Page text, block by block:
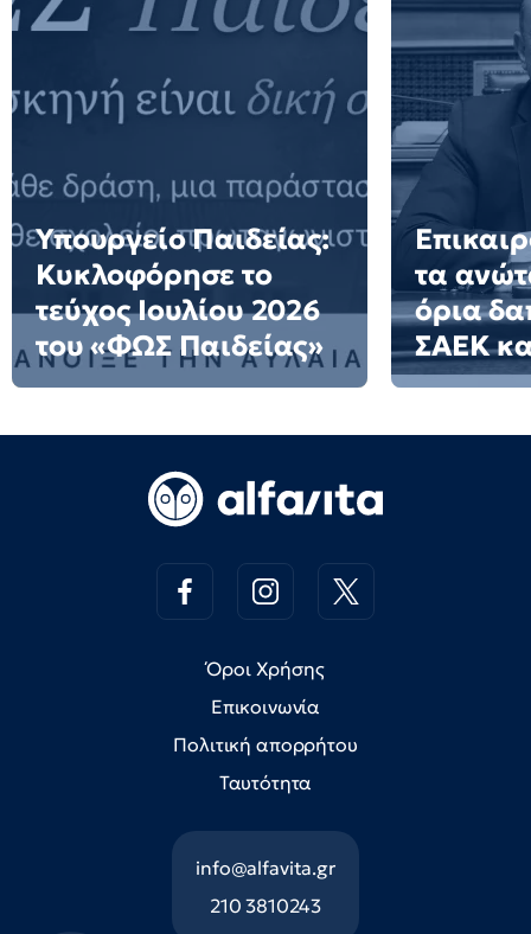
Υπουργείο Παιδείας:
Κυκλοφόρησε το
τεύχος Ιουλίου 2026
του «ΦΩΣ Παιδείας»
τα
όρια
ΣΑΕΚ
Όροι Χρήσης
Επικοινωνία
Πολιτική απορρήτου
Ταυτότητα
info@alfavita.gr
210 3810243